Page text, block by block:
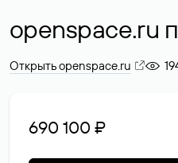
openspace.ru
Открыть openspace.ru
690 100 ₽